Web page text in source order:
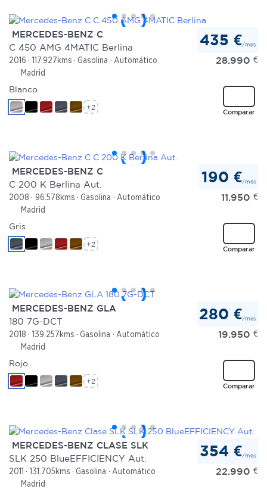
MERCEDES-BENZ C
C 450 AMG 4MATIC Berlina
2016 117.927kms Gasolina
Automático
Madrid
435 €/mes
28.990 €
Comparar
Blanco
+2
MERCEDES-BENZ C
C 200 K Berlina Aut.
2008 96.578kms Gasolina
Automático
Madrid
190 €/mes
11.950 €
Comparar
Gris
+2
MERCEDES-BENZ GLA
180 7G-DCT
2018 139.257kms Gasolina
Automático
Madrid
280 €/mes
19.950 €
Comparar
Rojo
+2
MERCEDES-BENZ CLASE SLK
SLK 250 BlueEFFICIENCY Aut.
2011 131.705kms Gasolina
Automático
Madrid
354 €/mes
22.990 €